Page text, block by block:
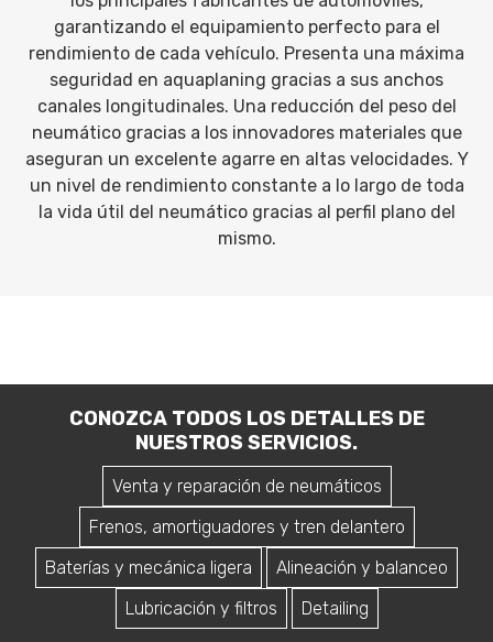
garantizando el equipamiento perfecto para el
rendimiento de cada vehículo. Presenta una máxima
seguridad en aquaplaning gracias a sus anchos
canales longitudinales. Una reducción del peso del
neumático gracias a los innovadores materiales que
aseguran un excelente agarre en altas velocidades. Y
un nivel de rendimiento constante a lo largo de toda
la vida útil del neumático gracias al perfil plano del
mismo.
CONOZCA TODOS LOS DETALLES DE
NUESTROS SERVICIOS.
Venta y reparación de neumáticos
Frenos, amortiguadores y tren delantero
Baterías y mecánica ligera
Alineación y balanceo
Lubricación y filtros
Detailing